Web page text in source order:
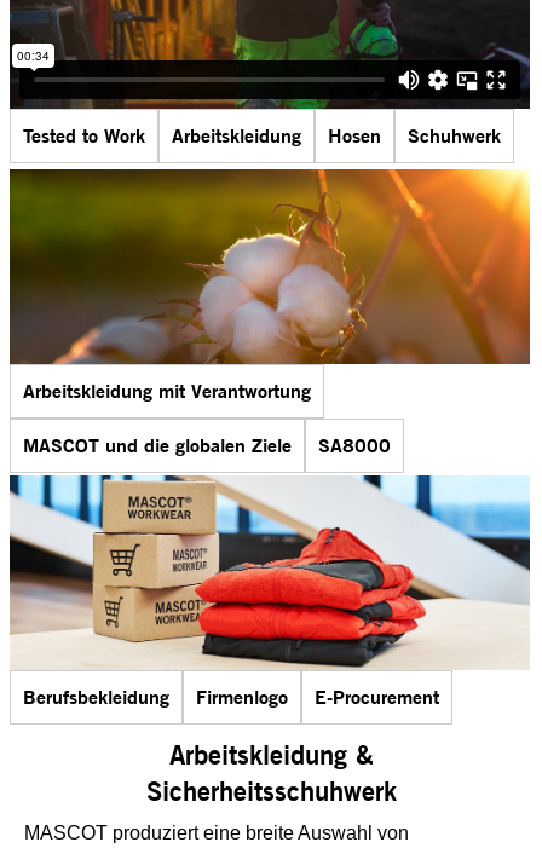
Tested to Work Arbeitskleidung Hosen Schuhwerk
Arbeitskleidung mit Verantwortung
MASCOT und die globalen Ziele SA8000
Berufsbekleidung Firmenlogo E-Procurement
Arbeitskleidung &
Sicherheitsschuhwerk
MASCOT produziert eine breite Auswahl von